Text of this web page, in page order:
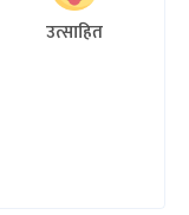
उत्साहित